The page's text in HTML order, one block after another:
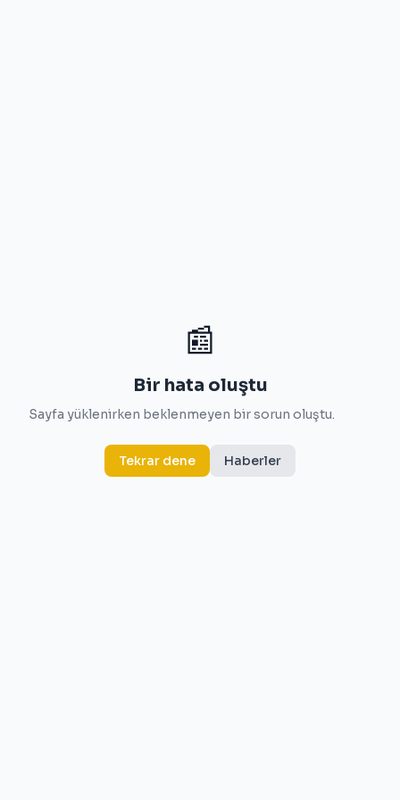
📰
Bir hata oluştu
Sayfa yüklenirken beklenmeyen bir sorun oluştu.
Tekrar dene Haberler